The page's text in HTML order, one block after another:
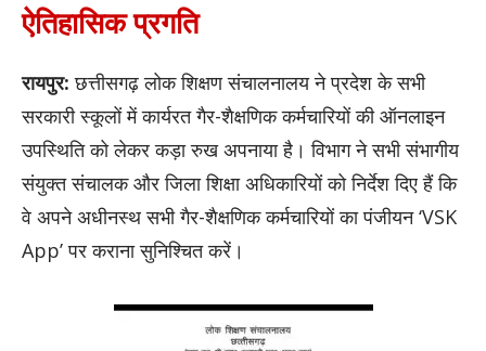
ऐतिहासिक प्रगति
रायपुर: छत्तीसगढ़ लोक शिक्षण संचालनालय ने प्रदेश के सभी
सरकारी स्कूलों में कार्यरत गैर-शैक्षणिक कर्मचारियों की ऑनलाइन
उपस्थिति को लेकर कड़ा रुख अपनाया है। विभाग ने सभी संभागीय
संयुक्त संचालक और जिला शिक्षा अधिकारियों को निर्देश दिए हैं कि
वे अपने अधीनस्थ सभी गैर-शैक्षणिक कर्मचारियों का पंजीयन ‘VSK
App’ पर कराना सुनिश्चित करें।